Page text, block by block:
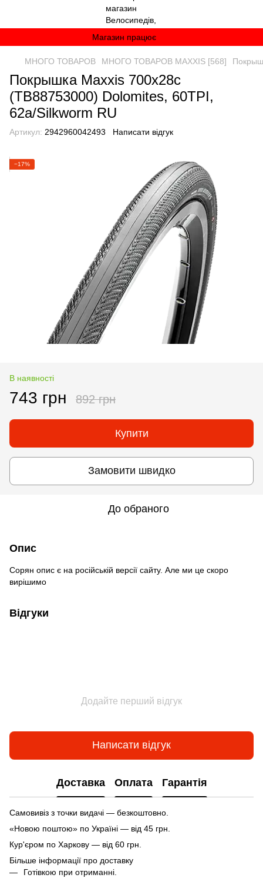
Магазин працює
МНОГО ТОВАРОВ МНОГО ТОВАРОВ MAXXIS [568]
Покрышка Maxxis 700x28c
(TB88753000) Dolomites, 60TPI,
62a/Silkworm RU
Артикул: 2942960042493 Написати відгук
−17%
В наявності
743 грн 892 грн
Купити
Замовити швидко
До обраного
Опис
Сорян опис є на російській версії сайту. Але ми це скоро
вирішимо
Відгуки
Додайте перший відгук
Написати відгук
Доставка Оплата Гарантія
Самовивіз з точки видачі — безкоштовно.
«Новою поштою» по Україні — від 45 грн.
Кур'єром по Харкову — від 60 грн.
Більше інформації про доставку
Готівкою при отриманні.